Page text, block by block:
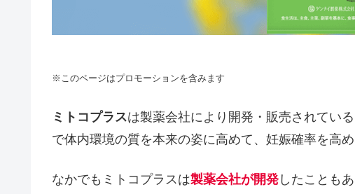
※このページはプロモーションを含みます
ミトコプラスは製薬会社により開発・販売されてい
で体内環境の質を本来の姿に高めて、妊娠確率を高め
なかでもミトコプラスは製薬会社が開発したこともあ